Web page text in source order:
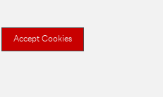
Accept Cookies